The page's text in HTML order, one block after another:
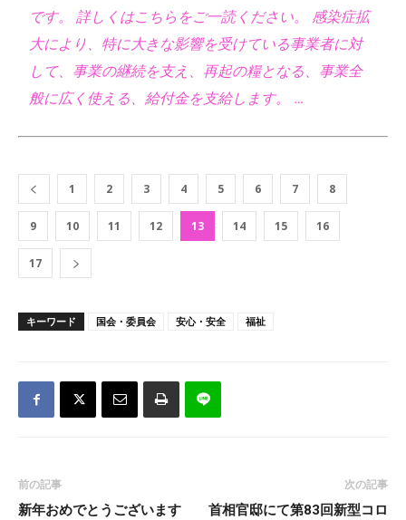
です。 詳しくはこちらをご一読ください。 感染症拡
大により、特に大きな影響を受けている事業者に対
して、事業の継続を支え、再起の糧となる、事業全
般に広く使える、給付金を支給します。 …
1 2 3 4 5 6 7 8
9 10 11 12 13 14 15 16
17
キーワード 国会・委員会 安心・安全 福祉
前の記事
新年おめでとうございます
次の記事
首相官邸にて第83回新型コロ